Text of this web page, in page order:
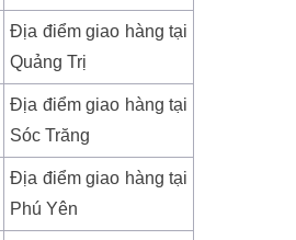
Địa điểm giao hàng tại
Quảng Trị
Địa điểm giao hàng tại
Sóc Trăng
Địa điểm giao hàng tại
Phú Yên